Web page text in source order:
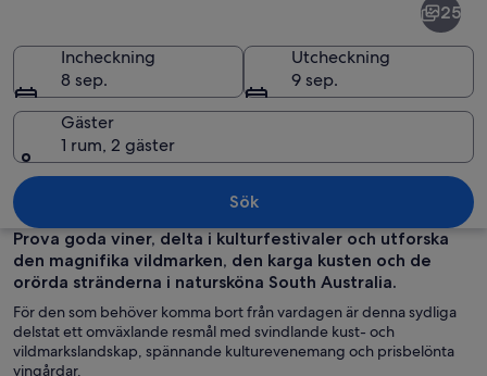
Ett kustlandskap med en
25
Incheckning
8 sep.
Utcheckning
9 sep.
Gäster
1 rum, 2 gäster
Sök
Prova goda viner, delta i kulturfestivaler och utforska
den magnifika vildmarken, den karga kusten och de
orörda stränderna i natursköna South Australia.
För den som behöver komma bort från vardagen är denna sydliga
delstat ett omväxlande resmål med svindlande kust- och
vildmarkslandskap, spännande kulturevenemang och prisbelönta
vingårdar.